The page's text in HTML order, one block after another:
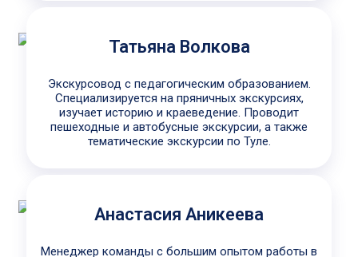
Татьяна Волкова
Экскурсовод с педагогическим образованием.
Специализируется на пряничных экскурсиях,
изучает историю и краеведение. Проводит
пешеходные и автобусные экскурсии, а также
тематические экскурсии по Туле.
Анастасия Аникеева
Менеджер команды с большим опытом работы в